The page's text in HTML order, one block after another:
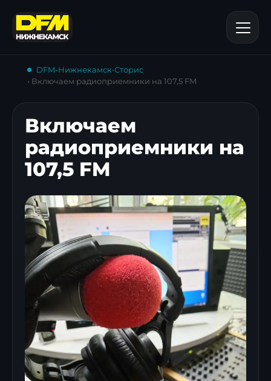
DFM-Нижнекамск•Сторис
• Включаем радиоприемники на 107,5 FM
Включаем
радиоприемники на
107,5 FM